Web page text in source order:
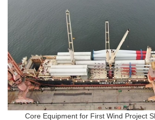
Core Equipment for First Wind Project